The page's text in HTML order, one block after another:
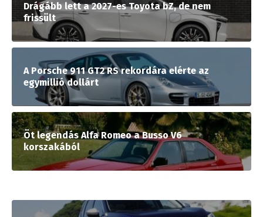
Drágább lett a 2027-es Toyota bZ, de nem
frissült
A Porsche 911 GT2 RS rekordára elérte az
egymillió dollárt
Öt legendás Alfa Romeo a Busso V6
korszakából